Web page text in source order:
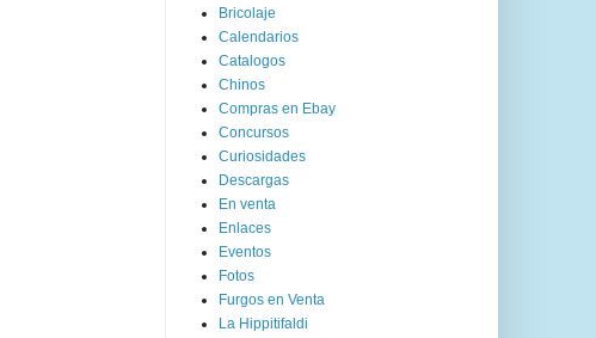
Bricolaje
Calendarios
Catalogos
Chinos
Compras en Ebay
Concursos
Curiosidades
Descargas
En venta
Enlaces
Eventos
Fotos
Furgos en Venta
La Hippitifaldi